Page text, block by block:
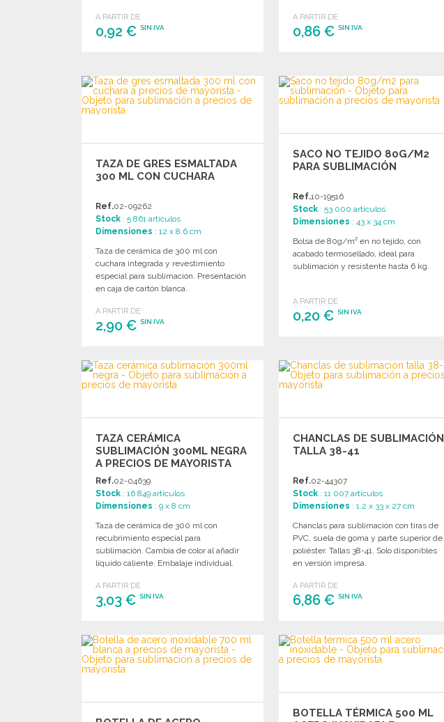
A PARTIR DE
0,92 € SIN IVA
Solicitar un presupuesto
A PARTIR DE
0,86 €SIN IVA
Solicitar un presupuesto
TAZA DE GRES ESMALTADA
300 ML CON CUCHARA
Ref.02-09262
Stock : 5 861 artículos
Dimensiones : 12 x 8.6 cm
Taza de cerámica de 300 ml con
cuchara integrada y revestimiento
especial para sublimación. Presentación
en caja de cartón blanca.
A PARTIR DE
2,90 € SIN IVA
Solicitar un presupuesto
SACO NO TEJIDO 80G/M2
PARA SUBLIMACIÓN
Ref.10-19516
Stock : 53 000 artículos
Dimensiones : 43 x 34 cm
Bolsa de 80g/m² en no tejido, con
acabado termosellado, ideal para
sublimación y resistente hasta 6 kg.
A PARTIR DE
0,20 €SIN IVA
Solicitar un presupuesto
TAZA CERÁMICA
SUBLIMACIÓN 300ML NEGRA
A PRECIOS DE MAYORISTA
Ref.02-04639
Stock : 16 849 artículos
Dimensiones : 9 x 8 cm
Taza de cerámica de 300 ml con
recubrimiento especial para
sublimación. Cambia de color al añadir
líquido caliente. Embalaje individual.
A PARTIR DE
3,03 € SIN IVA
Solicitar un presupuesto
CHANCLAS DE SUBLIMACIÓN
TALLA 38-41
Ref.02-44307
Stock : 11 007 artículos
Dimensiones : 1.2 x 33 x 27 cm
Chanclas para sublimación con tiras de
PVC, suela de goma y parte superior de
poliéster. Tallas 38-41. Solo disponibles
en versión impresa.
A PARTIR DE
6,86 €SIN IVA
Solicitar un presupuesto
BOTELLA TÉRMICA 500 ML